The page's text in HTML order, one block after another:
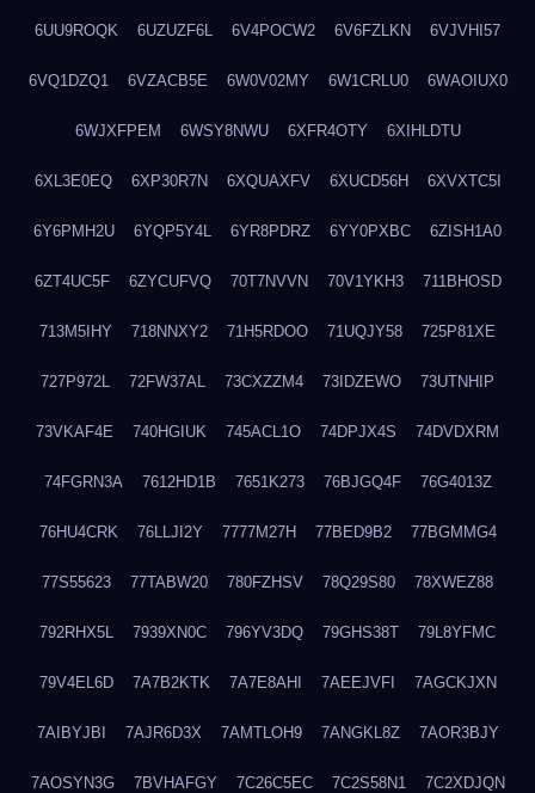
6UU9ROQK 6UZUZF6L 6V4POCW2 6V6FZLKN 6VJVHI57
6VQ1DZQ1 6VZACB5E 6W0V02MY 6W1CRLU0 6WAOIUX0
6WJXFPEM 6WSY8NWU 6XFR4OTY 6XIHLDTU
6XL3E0EQ 6XP30R7N 6XQUAXFV 6XUCD56H 6XVXTC5I
6Y6PMH2U 6YQP5Y4L 6YR8PDRZ 6YY0PXBC 6ZISH1A0
6ZT4UC5F 6ZYCUFVQ 70T7NVVN 70V1YKH3 711BHOSD
713M5IHY 718NNXY2 71H5RDOO 71UQJY58 725P81XE
727P972L 72FW37AL 73CXZZM4 73IDZEWO 73UTNHIP
73VKAF4E 740HGIUK 745ACL1O 74DPJX4S 74DVDXRM
74FGRN3A 7612HD1B 7651K273 76BJGQ4F 76G4013Z
76HU4CRK 76LLJI2Y 7777M27H 77BED9B2 77BGMMG4
77S55623 77TABW20 780FZHSV 78Q29S80 78XWEZ88
792RHX5L 7939XN0C 796YV3DQ 79GHS38T 79L8YFMC
79V4EL6D 7A7B2KTK 7A7E8AHI 7AEEJVFI 7AGCKJXN
7AIBYJBI 7AJR6D3X 7AMTLOH9 7ANGKL8Z 7AOR3BJY
7AOSYN3G 7BVHAFGY 7C26C5EC 7C2S58N1 7C2XDJQN